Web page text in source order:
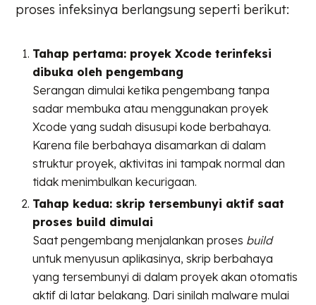
proses infeksinya berlangsung seperti berikut:
Tahap pertama: proyek Xcode terinfeksi
dibuka oleh pengembang
Serangan dimulai ketika pengembang tanpa
sadar membuka atau menggunakan proyek
Xcode yang sudah disusupi kode berbahaya.
Karena file berbahaya disamarkan di dalam
struktur proyek, aktivitas ini tampak normal dan
tidak menimbulkan kecurigaan.
Tahap kedua: skrip tersembunyi aktif saat
proses build dimulai
Saat pengembang menjalankan proses build
untuk menyusun aplikasinya, skrip berbahaya
yang tersembunyi di dalam proyek akan otomatis
aktif di latar belakang. Dari sinilah malware mulai